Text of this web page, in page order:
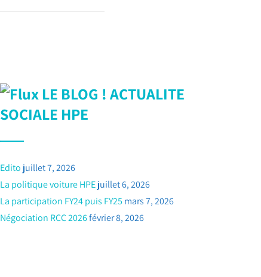
LE BLOG ! ACTUALITE
SOCIALE HPE
Edito juillet 7, 2026
La politique voiture HPEjuillet 6, 2026
La participation FY24 puis FY25 mars 7, 2026
Négociation RCC 2026février 8, 2026